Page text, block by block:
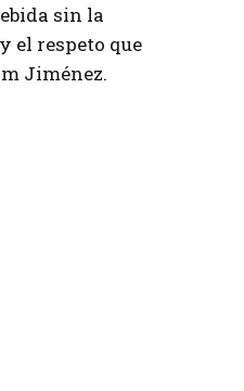
sin la
el respeto que
Jiménez.